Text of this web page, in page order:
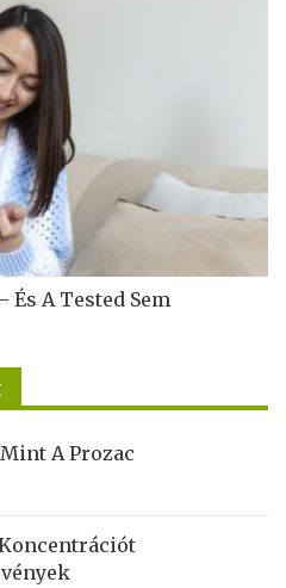
És A Tested Sem
A Prozac